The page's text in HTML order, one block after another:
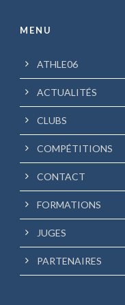
MENU
ATHLE06
ACTUALITÉS
CLUBS
COMPÉTITIONS
CONTACT
FORMATIONS
JUGES
PARTENAIRES